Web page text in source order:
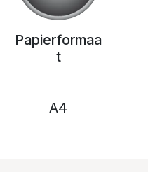
Papierformaa
t
A4